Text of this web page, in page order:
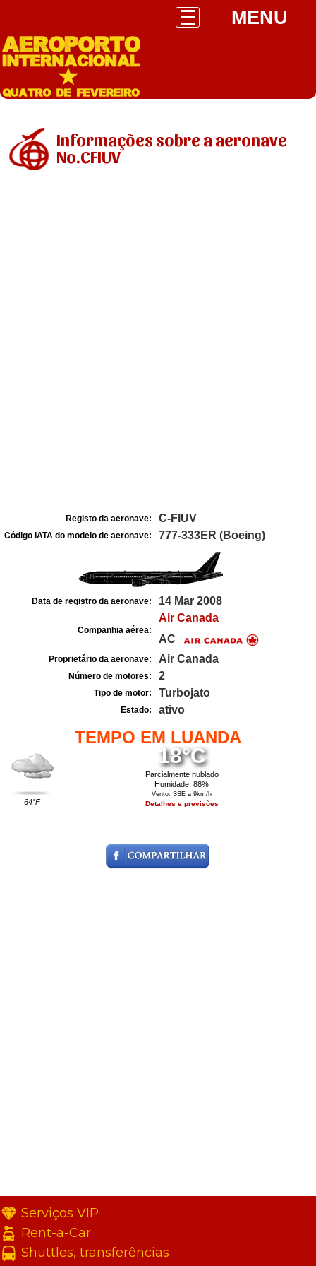
MENU
Informações sobre a aeronave
No.CFIUV
Registo da aeronave: C-FIUV
Código IATA do modelo de aeronave: 777-333ER (Boeing)
Data de registro da aeronave: 14 Mar 2008
Companhia aérea:
Air Canada
AC
Proprietário da aeronave: Air Canada
Número de motores: 2
Tipo de motor: Turbojato
Estado: ativo
TEMPO EM LUANDA
64°F
18°C
Parcialmente nublado
Humidade: 88%
Vento: SSE a 9km/h
Detalhes e previsões
Serviços VIP
Rent-a-Car
Shuttles, transferências